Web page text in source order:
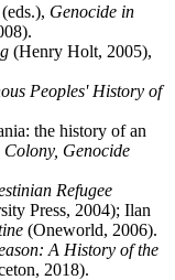
Genocide in
(Henry Holt, 2005),
Peoples' History of
the history of an
Colony, Genocide
Refugee
Press, 2004); Ilan
(Oneworld, 2006).
A History of the
2018).